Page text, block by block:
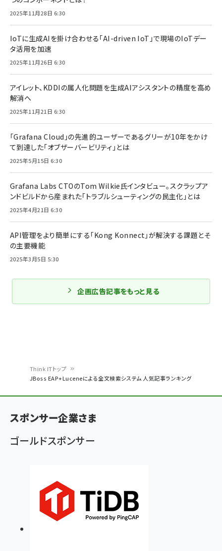
く
ず
Think ITトップ
JBoss EAP+Luceneによる全文検索システム 人気記事ランキング
2025年11月28日 6:30
IoTに生成AIを掛け合わせる「AI-driven IoT」で現場のIoTデー
タ活用を加速
2025年11月26日 6:30
アイレット、KDDIの属人化問題を生成AIアシスタントの精度を高め
解消へ
2025年11月21日 6:30
「Grafana Cloud」の先進的ユーザーであるグリーが10年をかけ
て到達した「オブザーバービリティ」とは
2025年5月15日 6:30
Grafana Labs CTOのTom Wilkie氏インタビュー。スクラップア
ンドビルドから産まれた「トラブルシューティングの民主化」とは
2025年4月21日 6:30
API管理をより簡単にする「Kong Konnect」が解決する課題とそ
の主要機能
2025年3月5日 5:30
企画広告記事をもっと見る
スポンサー企業さま
ゴールドスポンサー